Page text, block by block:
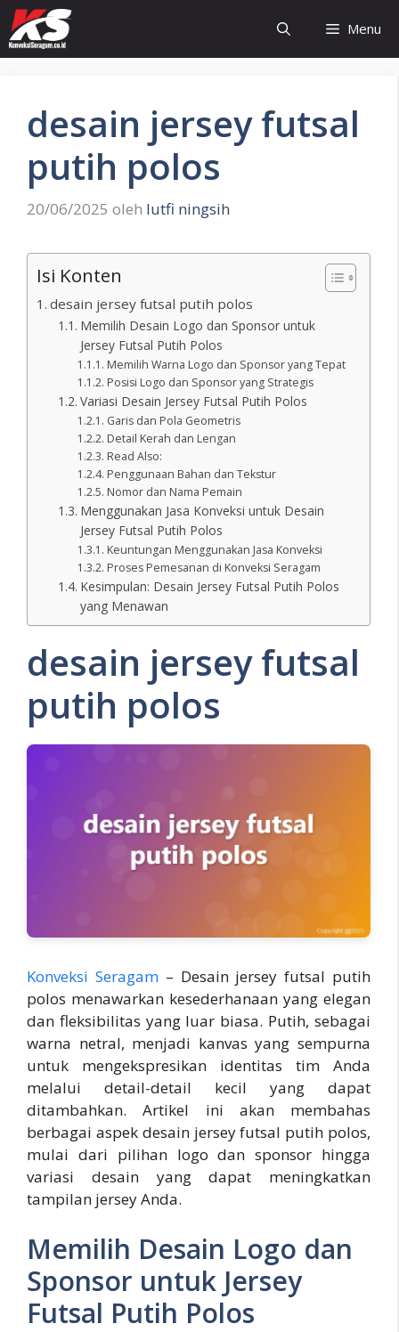
Langsung
ke
isi
Menu
desain jersey futsal
putih polos
20/06/2025 oleh lutfi ningsih
Isi Konten
desain jersey futsal putih polos
Memilih Desain Logo dan Sponsor untuk
Jersey Futsal Putih Polos
Memilih Warna Logo dan Sponsor yang Tepat
Posisi Logo dan Sponsor yang Strategis
Variasi Desain Jersey Futsal Putih Polos
Garis dan Pola Geometris
Detail Kerah dan Lengan
Read Also:
Penggunaan Bahan dan Tekstur
Nomor dan Nama Pemain
Menggunakan Jasa Konveksi untuk Desain
Jersey Futsal Putih Polos
Keuntungan Menggunakan Jasa Konveksi
Proses Pemesanan di Konveksi Seragam
Kesimpulan: Desain Jersey Futsal Putih Polos
yang Menawan
desain jersey futsal
putih polos
Konveksi Seragam– Desain jersey futsal putih
polos menawarkan kesederhanaan yang elegan
dan fleksibilitas yang luar biasa. Putih, sebagai
warna netral, menjadi kanvas yang sempurna
untuk mengekspresikan identitas tim Anda
melalui detail-detail kecil yang dapat
ditambahkan. Artikel ini akan membahas
berbagai aspek desain jersey futsal putih polos,
mulai dari pilihan logo dan sponsor hingga
variasi desain yang dapat meningkatkan
tampilan jersey Anda.
Memilih Desain Logo dan
Sponsor untuk Jersey
Futsal Putih Polos